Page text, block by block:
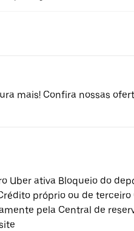
mais! Confira nossas
Uber ativa Bloqueio do
próprio ou de
pela Central de